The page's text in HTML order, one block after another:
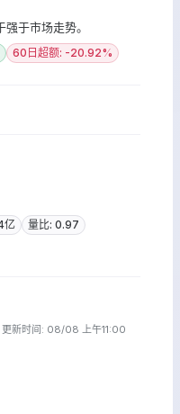
于市场走势。
60日超额: -20.92%
亿
量比: 0.97
新时间: 08/08 上午11:00